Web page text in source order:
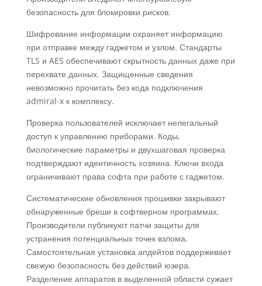
безопасность для блокировки рисков.
Шифрование информации охраняет информацию
при отправке между гаджетом и узлом. Стандарты
TLS и AES обеспечивают скрытность данных даже при
перехвате данных. Защищенные сведения
невозможно прочитать без кода подключения
admiral-x к комплексу.
Проверка пользователей исключает нелегальный
доступ к управлению приборами. Коды,
биологические параметры и двухшаговая проверка
подтверждают идентичность хозяина. Ключи входа
ограничивают права софта при работе с гаджетом.
Систематические обновления прошивки закрывают
обнаруженные бреши в софтверном программах.
Производители публикуют патчи защиты для
устранения потенциальных точек взлома.
Самостоятельная установка апдейтов поддерживает
свежую безопасность без действий юзера.
Разделение аппаратов в выделенной области сужает